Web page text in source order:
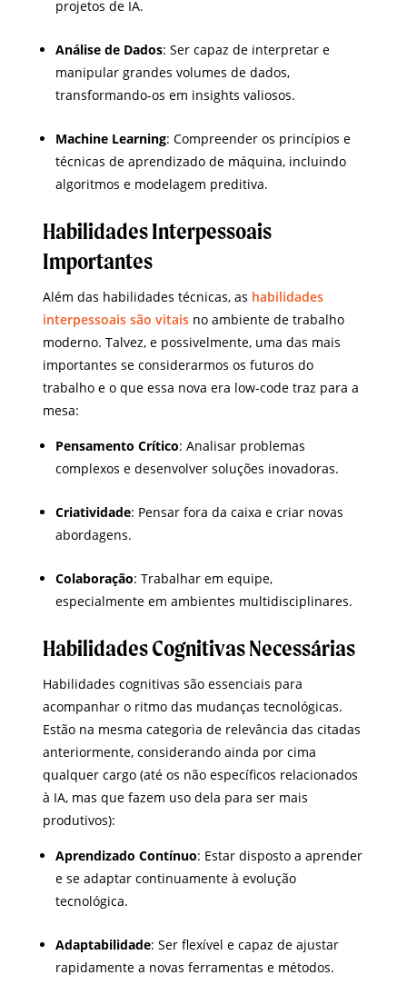
projetos de IA.
Análise de Dados: Ser capaz de interpretar e
manipular grandes volumes de dados,
transformando-os em insights valiosos.
Machine Learning: Compreender os princípios e
técnicas de aprendizado de máquina, incluindo
algoritmos e modelagem preditiva.
Habilidades Interpessoais
Importantes
Além das habilidades técnicas, as habilidades
interpessoais são vitais no ambiente de trabalho
moderno. Talvez, e possivelmente, uma das mais
importantes se considerarmos os futuros do
trabalho e o que essa nova era low-code traz para a
mesa:
Pensamento Crítico: Analisar problemas
complexos e desenvolver soluções inovadoras.
Criatividade: Pensar fora da caixa e criar novas
abordagens.
Colaboração: Trabalhar em equipe,
especialmente em ambientes multidisciplinares.
Habilidades Cognitivas Necessárias
Habilidades cognitivas são essenciais para
acompanhar o ritmo das mudanças tecnológicas.
Estão na mesma categoria de relevância das citadas
anteriormente, considerando ainda por cima
qualquer cargo (até os não específicos relacionados
à IA, mas que fazem uso dela para ser mais
produtivos):
Aprendizado Contínuo: Estar disposto a aprender
e se adaptar continuamente à evolução
tecnológica.
Adaptabilidade: Ser flexível e capaz de ajustar
rapidamente a novas ferramentas e métodos.